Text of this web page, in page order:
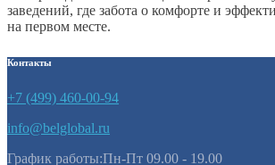
заведений, где забота о комфорте и
на первом месте.
Контакты
+7 (499) 460-00-94
info@belglobal.ru
График работы:Пн-Пт 09.00 - 19.00